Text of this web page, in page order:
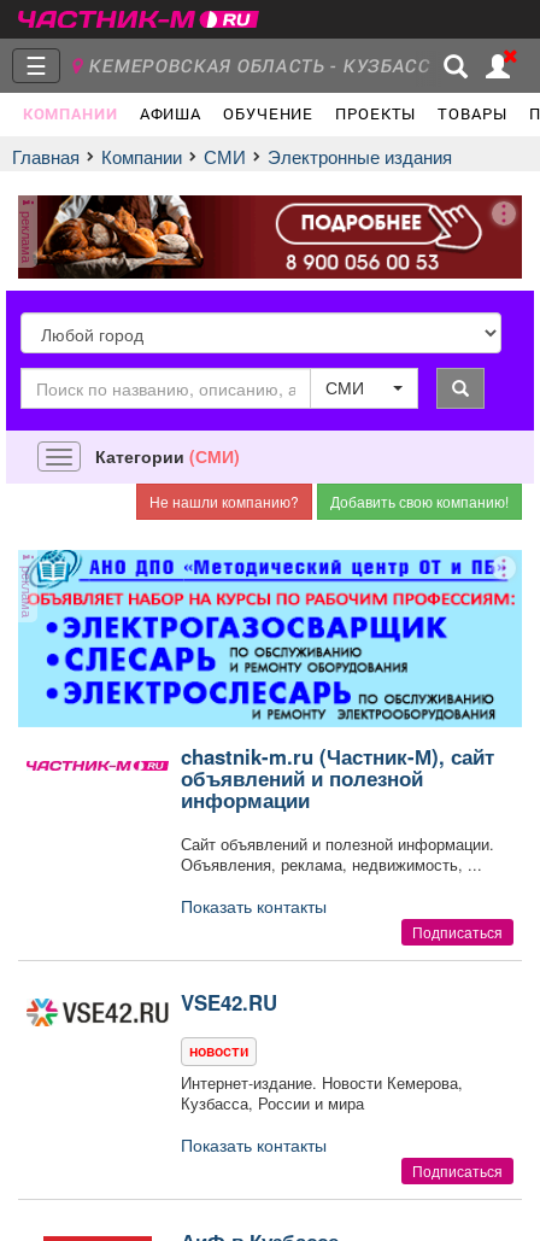
☰ КЕМЕРОВСКАЯ ОБЛАСТЬ - КУЗБАСС
КОМПАНИИ АФИША ОБУЧЕНИЕ ПРОЕКТЫ ТОВАРЫ
Главная
Группы
Объявления Недвижимость Услуги
Афиша Обучение Проекты
Товары Поздравления
Главная Компании СМИ электронные издания
реклама
город
город СМИ
Навигация
Категории (СМИ)
реклама
chastnik-m.ru (Частник-М), сайт
объявлений и полезной
информации
Сайт объявлений и полезной информации.
Объявления, реклама, недвижимость, ...
Показать контакты
Подписаться
VSE42.RU
новости
Интернет-издание. Новости Кемерова,
Кузбасса, России и мира
Показать контакты
Подписаться